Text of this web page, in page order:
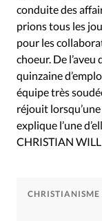
conduite des
prions tous les
pour les
choeur. De
quinzaine
équipe très
réjouit
explique l’une
CHRISTIAN